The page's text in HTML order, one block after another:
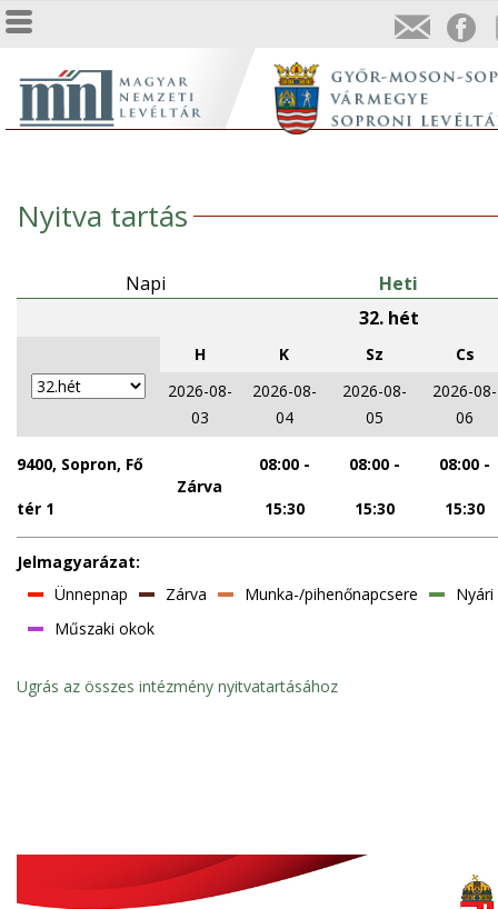
Nyitva tartás
Napi
Heti
32. hét
h
2026-08-
03
k
2026-08-
04
sz
2026-08-
05
cs
2026-08-
06
9400, Sopron, Fő
tér 1
Zárva
08:00 -
15:30
08:00 -
15:30
08:00 -
15:30
Jelmagyarázat:
Ünnepnap
Zárva Munka-/pihenőnapcsere
Műszaki okok
Ugrás az összes intézmény nyitvatartásához